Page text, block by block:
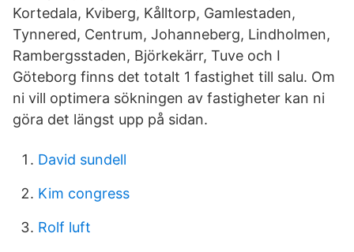
Kortedala, Kviberg, Kålltorp, Gamlestaden,
Tynnered, Centrum, Johanneberg, Lindholmen,
Rambergsstaden, Björkekärr, Tuve och I
Göteborg finns det totalt 1 fastighet till salu. Om
ni vill optimera sökningen av fastigheter kan ni
göra det längst upp på sidan.
David sundell
Kim congress
Rolf luft